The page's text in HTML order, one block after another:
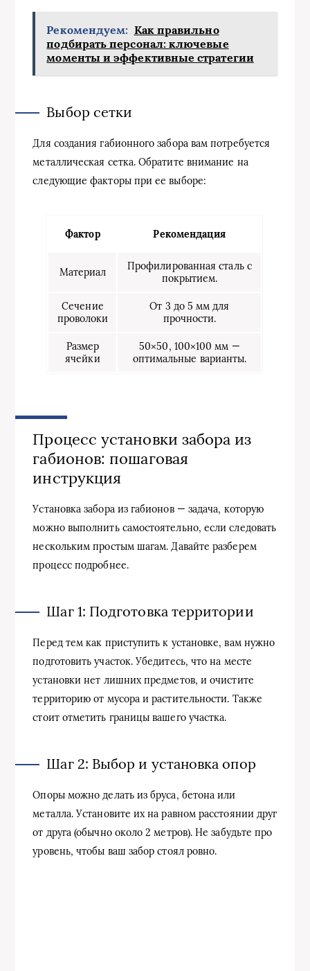
Рекомендуем: Как правильно
подбирать персонал: ключевые
моменты и эффективные стратегии
Выбор сетки
Для создания габионного забора вам потребуется
металлическая сетка. Обратите внимание на
следующие факторы при ее выборе:
Фактор Рекомендация
Материал
Профилированная сталь с
покрытием.
Сечение
проволоки
От 3 до 5 мм для
прочности.
Размер
ячейки
50×50, 100×100 мм —
оптимальные варианты.
Процесс установки забора из
габионов: пошаговая
инструкция
Установка забора из габионов — задача, которую
можно выполнить самостоятельно, если следовать
нескольким простым шагам. Давайте разберем
процесс подробнее.
Шаг 1: Подготовка территории
Перед тем как приступить к установке, вам нужно
подготовить участок. Убедитесь, что на месте
установки нет лишних предметов, и очистите
территорию от мусора и растительности. Также
стоит отметить границы вашего участка.
Шаг 2: Выбор и установка опор
Опоры можно делать из бруса, бетона или
металла. Установите их на равном расстоянии друг
от друга (обычно около 2 метров). Не забудьте про
уровень, чтобы ваш забор стоял ровно.